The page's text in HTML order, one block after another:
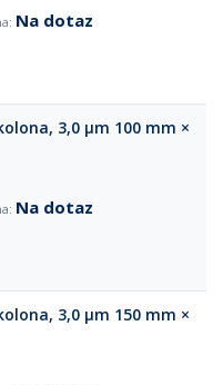
Na dotaz
3,0 µm 100 mm ×
Na dotaz
3,0 µm 150 mm ×